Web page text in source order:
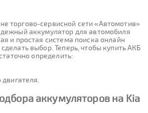
торгово-сервисной сети «Автомотив»
аккумулятор для автомобиля
и простая система поиска онлайн
выбор. Теперь, чтобы купить АКБ
определить:
аккумуляторов на Kia